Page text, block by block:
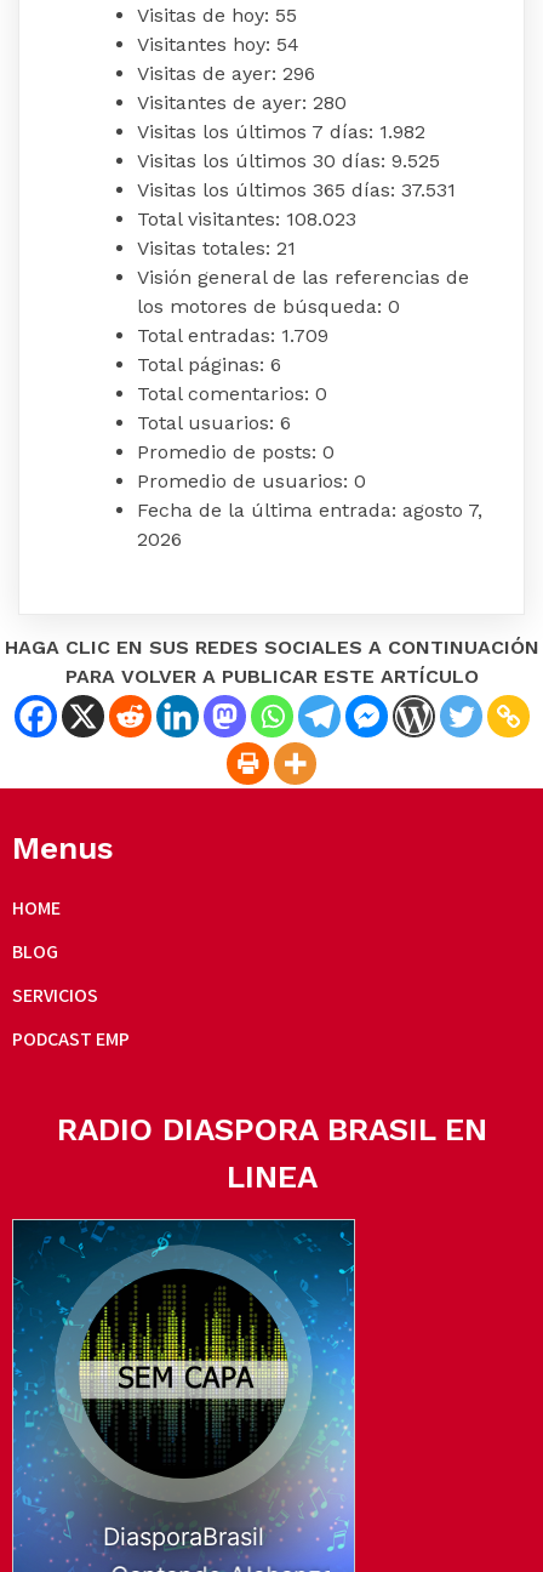
Visitas de hoy: 55
Visitantes hoy: 54
Visitas de ayer: 296
Visitantes de ayer: 280
Visitas los últimos 7 días: 1.982
Visitas los últimos 30 días: 9.525
Visitas los últimos 365 días: 37.531
Total visitantes: 108.023
Visitas totales: 21
Visión general de las referencias de
los motores de búsqueda: 0
Total entradas: 1.709
Total páginas: 6
Total comentarios: 0
Total usuarios: 6
Promedio de posts: 0
Promedio de usuarios: 0
Fecha de la última entrada: agosto 7,
2026
HAGA CLIC EN SUS REDES SOCIALES A CONTINUACIÓN
PARA VOLVER A PUBLICAR ESTE ARTÍCULO
Menus
HOME
BLOG
SERVICIOS
PODCAST EMP
RADIO DIASPORA BRASIL EN
LINEA